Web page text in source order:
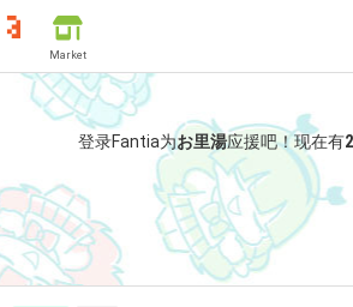
Market
登录Fantia为お里湯应援吧！现在有